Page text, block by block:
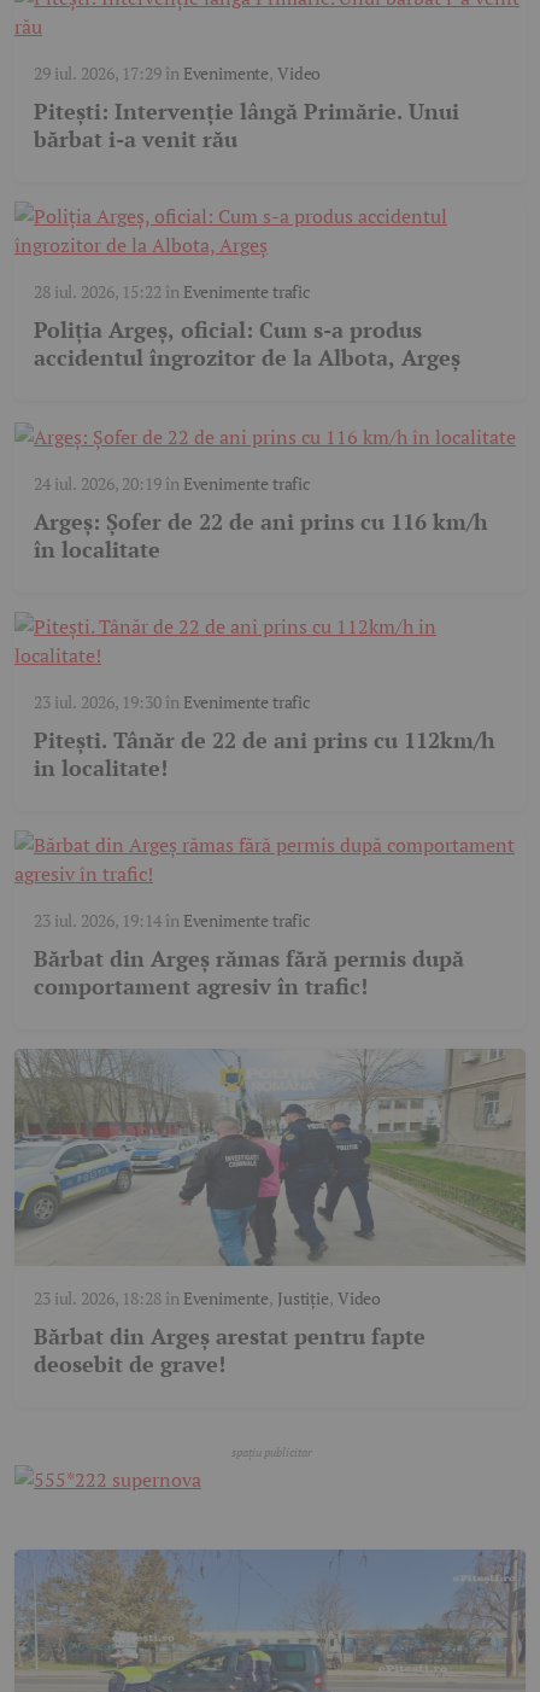
29 iul. 2026, 17:29în Evenimente,Video
Pitești: Intervenție lângă Primărie. Unui
bărbat i-a venit rău
28 iul. 2026, 15:22 în Evenimente trafic
Poliția Argeș, oficial: Cum s-a produs
accidentul îngrozitor de la Albota, Argeș
24 iul. 2026, 20:19în Evenimente trafic
Argeș: Șofer de 22 de ani prins cu 116 km/h
în localitate
23 iul. 2026, 19:30în Evenimente trafic
Pitești. Tânăr de 22 de ani prins cu 112km/h
in localitate!
23 iul. 2026, 19:14în Evenimente trafic
Bărbat din Argeș rămas fără permis după
comportament agresiv în trafic!
23 iul. 2026, 18:28în Evenimente, Justiție, Video
Bărbat din Argeș arestat pentru fapte
deosebit de grave!